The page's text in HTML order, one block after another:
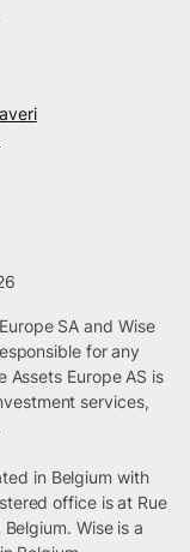
SA and Wise
for any
Europe AS is
services,
in Belgium with
office is at Rue
Wise is a